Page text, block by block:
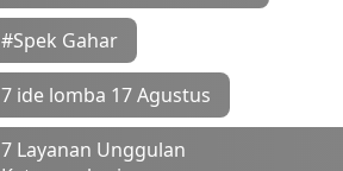
#Spek Gahar
7 ide lomba 17 Agustus
7 Layanan Unggulan